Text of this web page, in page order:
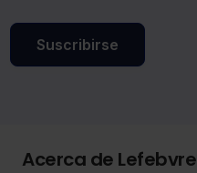
Suscribirse
Acerca de Lefebvre